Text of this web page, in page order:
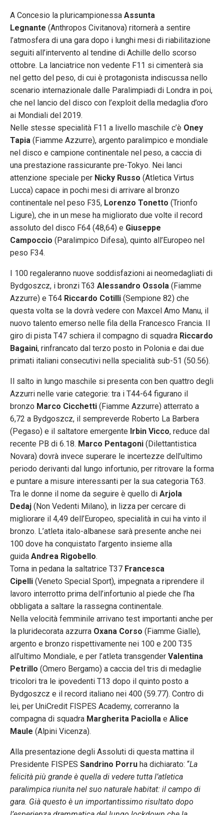
A Concesio la pluricampionessa Assunta
Legnante (Anthropos Civitanova) ritornerà a sentire
l’atmosfera di una gara dopo i lunghi mesi di riabilitazione
seguiti all’intervento al tendine di Achille dello scorso
ottobre. La lanciatrice non vedente F11 si cimenterà sia
nel getto del peso, di cui è protagonista indiscussa nello
scenario internazionale dalle Paralimpiadi di Londra in poi,
che nel lancio del disco con l’exploit della medaglia d’oro
ai Mondiali del 2019.
Nelle stesse specialità F11 a livello maschile c’è Oney
Tapia (Fiamme Azzurre), argento paralimpico e mondiale
nel disco e campione continentale nel peso, a caccia di
una prestazione rassicurante pre-Tokyo. Nei lanci
attenzione speciale per Nicky Russo (Atletica Virtus
Lucca) capace in pochi mesi di arrivare al bronzo
continentale nel peso F35, Lorenzo Tonetto (Trionfo
Ligure), che in un mese ha migliorato due volte il record
assoluto del disco F64 (48,64) e Giuseppe
Campoccio (Paralimpico Difesa), quinto all’Europeo nel
peso F34.
I 100 regaleranno nuove soddisfazioni ai neomedagliati di
Bydgoszcz, i bronzi T63 Alessandro Ossola (Fiamme
Azzurre) e T64 Riccardo Cotilli (Sempione 82) che
questa volta se la dovrà vedere con Maxcel Amo Manu, il
nuovo talento emerso nelle fila della Francesco Francia. Il
giro di pista T47 schiera il compagno di squadra Riccardo
Bagaini, rinfrancato dal terzo posto in Polonia e dai due
primati italiani consecutivi nella specialità sub-51 (50.56).
Il salto in lungo maschile si presenta con ben quattro degli
Azzurri nelle varie categorie: tra i T44-64 figurano il
bronzo Marco Cicchetti (Fiamme Azzurre) atterrato a
6,72 a Bydgoszcz, il sempreverde Roberto La Barbera
(Pegaso) e il saltatore emergente Irbin Vicco, reduce dal
recente PB di 6.18. Marco Pentagoni (Dilettantistica
Novara) dovrà invece superare le incertezze dell’ultimo
periodo derivanti dal lungo infortunio, per ritrovare la forma
e puntare a misure interessanti per la sua categoria T63.
Tra le donne il nome da seguire è quello di Arjola
Dedaj (Non Vedenti Milano), in lizza per cercare di
migliorare il 4,49 dell’Europeo, specialità in cui ha vinto il
bronzo. L’atleta italo-albanese sarà presente anche nei
100 dove ha conquistato l’argento insieme alla
guida Andrea Rigobello.
Torna in pedana la saltatrice T37 Francesca
Cipelli (Veneto Special Sport), impegnata a riprendere il
lavoro interrotto prima dell’infortunio al piede che l’ha
obbligata a saltare la rassegna continentale.
Nella velocità femminile arrivano test importanti anche per
la pluridecorata azzurra Oxana Corso (Fiamme Gialle),
argento e bronzo rispettivamente nei 100 e 200 T35
all’ultimo Mondiale, e per l’atleta transgender Valentina
Petrillo (Omero Bergamo) a caccia del tris di medaglie
tricolori tra le ipovedenti T13 dopo il quinto posto a
Bydgoszcz e il record italiano nei 400 (59.77). Contro di
lei, per UniCredit FISPES Academy, correranno la
compagna di squadra Margherita Paciolla e Alice
Maule (Alpini Vicenza).
Alla presentazione degli Assoluti di questa mattina il
Presidente FISPES Sandrino Porru ha dichiarato: “La
felicità più grande è quella di vedere tutta l’atletica
paralimpica riunita nel suo naturale habitat: il campo di
gara. Già questo è un importantissimo risultato dopo